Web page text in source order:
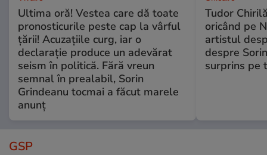
Ultima oră! Vestea care dă toate
pronosticurile peste cap la vârful
țării! Acuzațiile curg, iar o
declarație produce un adevărat
seism în politică. Fără vreun
semnal în prealabil, Sorin
Grindeanu tocmai a făcut marele
anunț
Tudor
oricând pe
artistul
despre
surprins pe
GSP